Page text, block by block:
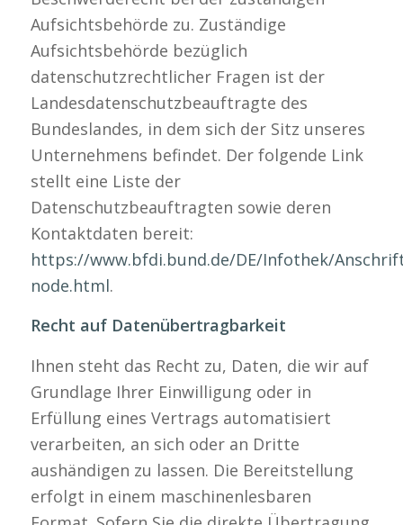
Aufsichtsbehörde zu. Zuständige
Aufsichtsbehörde bezüglich
datenschutzrechtlicher Fragen ist der
Landesdatenschutzbeauftragte des
Bundeslandes, in dem sich der Sitz unseres
Unternehmens befindet. Der folgende Link
stellt eine Liste der
Datenschutzbeauftragten sowie deren
Kontaktdaten bereit:
https://www.bfdi.bund.de/DE/Infothek/
node.html.
Recht auf Datenübertragbarkeit
Ihnen steht das Recht zu, Daten, die wir auf
Grundlage Ihrer Einwilligung oder in
Erfüllung eines Vertrags automatisiert
verarbeiten, an sich oder an Dritte
aushändigen zu lassen. Die Bereitstellung
erfolgt in einem maschinenlesbaren